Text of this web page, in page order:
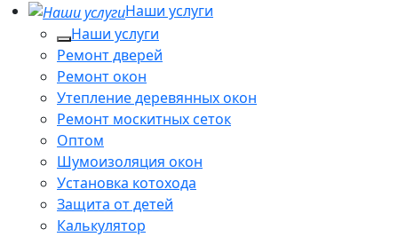
Наши услуги
Наши услуги
Ремонт дверей
Ремонт окон
Утепление деревянных окон
Ремонт москитных сеток
Оптом
Шумоизоляция окон
Установка котохода
Защита от детей
Калькулятор